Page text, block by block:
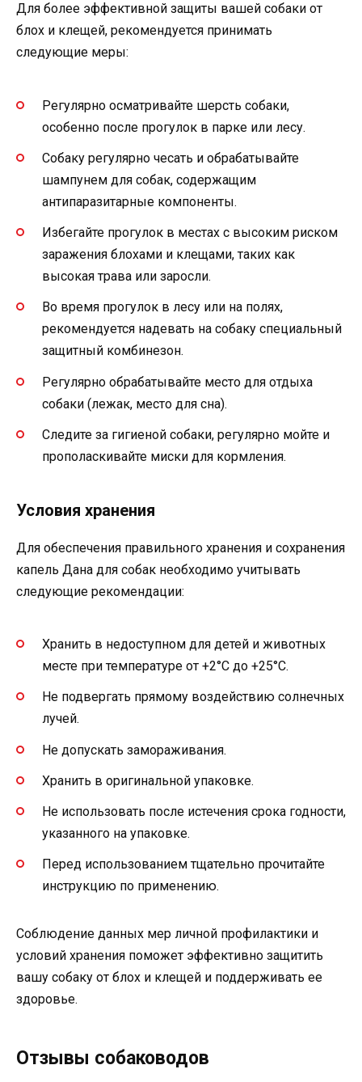
Для более эффективной защиты вашей собаки от
блох и клещей, рекомендуется принимать
следующие меры:
Регулярно осматривайте шерсть собаки,
особенно после прогулок в парке или лесу.
Собаку регулярно чесать и обрабатывайте
шампунем для собак, содержащим
антипаразитарные компоненты.
Избегайте прогулок в местах с высоким риском
заражения блохами и клещами, таких как
высокая трава или заросли.
Во время прогулок в лесу или на полях,
рекомендуется надевать на собаку специальный
защитный комбинезон.
Регулярно обрабатывайте место для отдыха
собаки (лежак, место для сна).
Следите за гигиеной собаки, регулярно мойте и
прополаскивайте миски для кормления.
Условия хранения
Для обеспечения правильного хранения и сохранения
капель Дана для собак необходимо учитывать
следующие рекомендации:
Хранить в недоступном для детей и животных
месте при температуре от +2°C до +25°C.
Не подвергать прямому воздействию солнечных
лучей.
Не допускать замораживания.
Хранить в оригинальной упаковке.
Не использовать после истечения срока годности,
указанного на упаковке.
Перед использованием тщательно прочитайте
инструкцию по применению.
Соблюдение данных мер личной профилактики и
условий хранения поможет эффективно защитить
вашу собаку от блох и клещей и поддерживать ее
здоровье.
Отзывы собаководов